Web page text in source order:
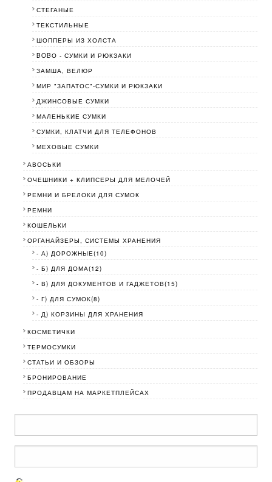
СТЕГАНЫЕ
ТЕКСТИЛЬНЫЕ
ШОППЕРЫ ИЗ ХОЛСТА
BOBО - СУМКИ И РЮКЗАКИ
ЗАМША, ВЕЛЮР
МИР "ЗАПАТОС"-СУМКИ И РЮКЗАКИ
ДЖИНСОВЫЕ СУМКИ
МАЛЕНЬКИЕ СУМКИ
СУМКИ, КЛАТЧИ ДЛЯ ТЕЛЕФОНОВ
МЕХОВЫЕ СУМКИ
АВОСЬКИ
ОЧЕШНИКИ + КЛИПСЕРЫ ДЛЯ МЕЛОЧЕЙ
РЕМНИ И БРЕЛОКИ ДЛЯ СУМОК
РЕМНИ
КОШЕЛЬКИ
ОРГАНАЙЗЕРЫ, СИСТЕМЫ ХРАНЕНИЯ
- А) ДОРОЖНЫЕ(10)
- Б) ДЛЯ ДОМА(12)
- В) ДЛЯ ДОКУМЕНТОВ И ГАДЖЕТОВ(15)
- Г) ДЛЯ СУМОК(8)
- Д) КОРЗИНЫ ДЛЯ ХРАНЕНИЯ
КОСМЕТИЧКИ
ТЕРМОСУМКИ
СТАТЬИ И ОБЗОРЫ
БРОНИРОВАНИЕ
ПРОДАВЦАМ НА МАРКЕТПЛЕЙСАХ